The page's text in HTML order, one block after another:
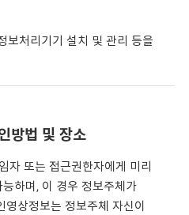
보처리기기 설치 및 관리 등을
방법 및 장소
자 또는 접근권한자에게 미리
하며, 이 경우 정보주체가
상정보는 정보주체 자신이